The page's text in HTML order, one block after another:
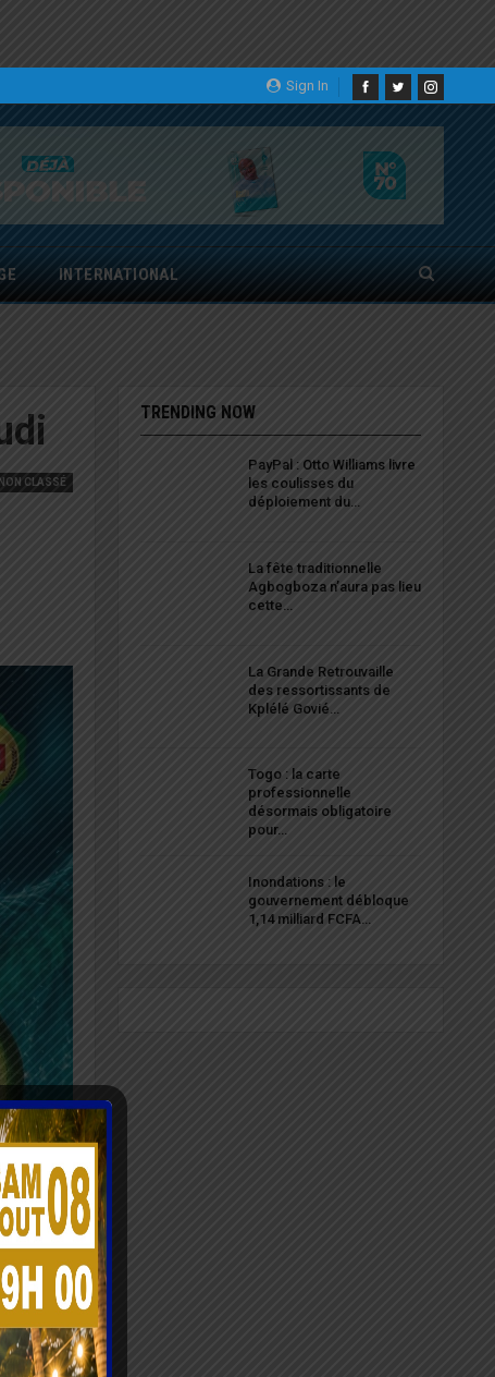
Sign In
INTERNATIONAL
NON CLASSÉ
TRENDING NOW
PayPal : Otto Williams livre
les coulisses du
déploiement du…
La fête traditionnelle
Agbogboza n’aura pas lieu
cette…
La Grande Retrouvaille
des ressortissants de
Kplélé Govié…
Togo : la carte
professionnelle
désormais obligatoire
pour…
Inondations : le
gouvernement débloque
1,14 milliard FCFA…